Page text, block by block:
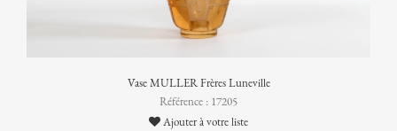
Vase MULLER Frères Luneville
Référence : 17205
Ajouter à votre liste